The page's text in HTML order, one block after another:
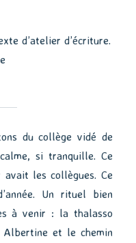
d’atelier d’écriture.
du collège vidé de
si tranquille. Ce
les collègues. Ce
Un rituel bien
à venir : la thalasso
et le chemin